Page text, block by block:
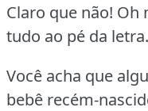
Claro que não! Oh
tudo ao pé da letra.
Você acha que
bebê recém-